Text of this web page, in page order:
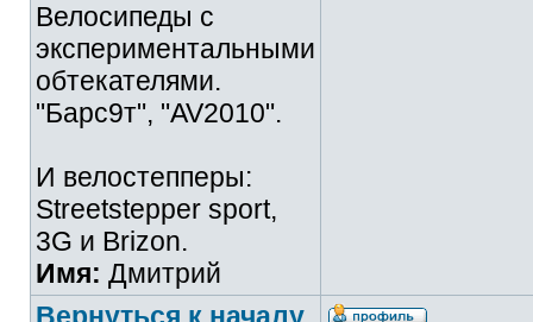
Велосипеды с
экспериментальными
обтекателями.
"Барс9т", "AV2010".
И велостепперы:
Streetstepper sport,
3G и Brizon.
Имя: Дмитрий